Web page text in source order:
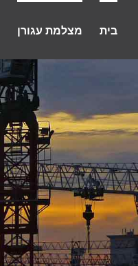
לתוכןבית מצלמת עגורן